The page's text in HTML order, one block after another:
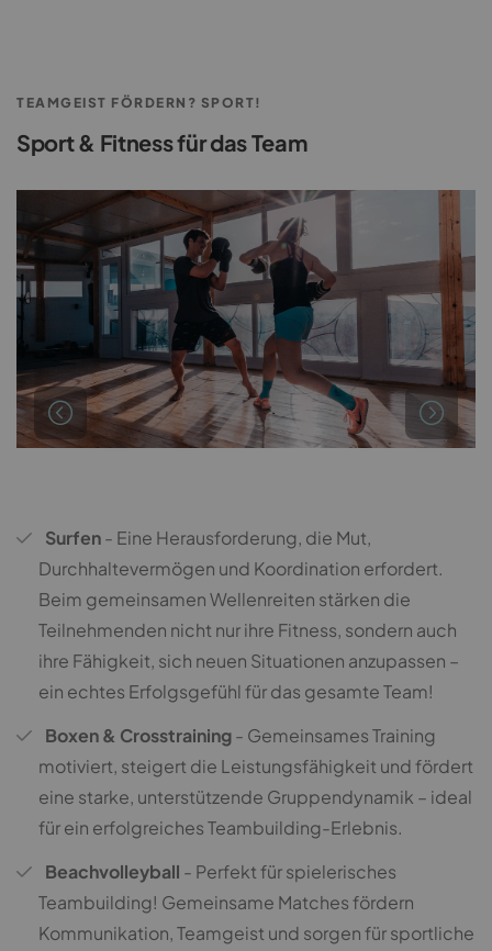
TEAMGEIST FÖRDERN? SPORT!
Sport & Fitness für das Team
Surfen- Eine Herausforderung, die Mut,
Durchhaltevermögen und Koordination erfordert.
Beim gemeinsamen Wellenreiten stärken die
Teilnehmenden nicht nur ihre Fitness, sondern auch
ihre Fähigkeit, sich neuen Situationen anzupassen –
ein echtes Erfolgsgefühl für das gesamte Team!
Boxen & Crosstraining- Gemeinsames Training
motiviert, steigert die Leistungsfähigkeit und fördert
eine starke, unterstützende Gruppendynamik – ideal
für ein erfolgreiches Teambuilding-Erlebnis.
Beachvolleyball - Perfekt für spielerisches
Teambuilding! Gemeinsame Matches fördern
Kommunikation, Teamgeist und sorgen für sportliche